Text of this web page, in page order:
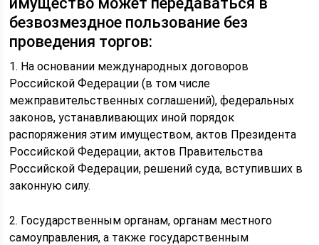
безвозмездное пользование без
проведения торгов:
1. На основании международных договоров
Российской Федерации (в том числе
межправительственных соглашений), федеральных
законов, устанавливающих иной порядок
распоряжения этим имуществом, актов Президента
Российской Федерации, актов Правительства
Российской Федерации, решений суда, вступивших в
законную силу.
2. Государственным органам, органам местного
самоуправления, а также государственным